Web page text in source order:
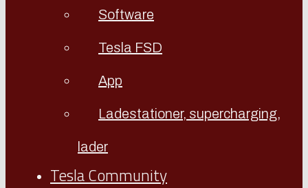
Software
Tesla FSD
App
Ladestationer, supercharging,
lader
Tesla Community